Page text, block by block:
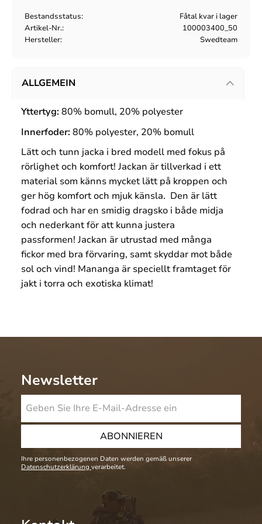
Bestandsstatus
Fåtal kvar i lager
Artikel-Nr.
100003400_50
Hersteller
Swedteam
ALLGEMEIN
Yttertyg: 80% bomull, 20% polyester
Innerfoder: 80% polyester, 20% bomull
Lätt och tunn jacka i bred modell med fokus på
rörlighet och komfort! Jackan är tillverkad i ett
material som känns mycket lätt på kroppen och
ger hög komfort och mjuk känsla. Den är lätt
fodrad och har en smidig dragsko i både midja
och nederkant för att kunna justera
passformen! Jackan är utrustad med många
fickor med bra förvaring, samt skyddar mot både
sol och vind! Mananga är speciellt framtaget för
jakt i torra och exotiska klimat!
Newsletter
ABONNIEREN
Ihre personenbezogenen Daten werden gemäß unserer
Datenschutzerklärung verarbeitet.